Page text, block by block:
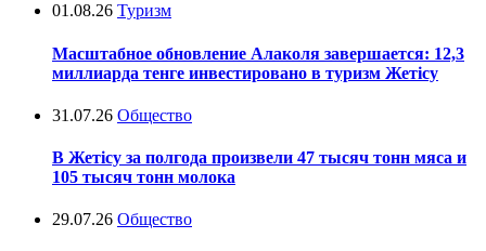
01.08.26 Туризм
Масштабное обновление Алаколя завершается: 12,3
миллиарда тенге инвестировано в туризм Жетісу
31.07.26 Общество
В Жетісу за полгода произвели 47 тысяч тонн мяса и
105 тысяч тонн молока
29.07.26 Общество